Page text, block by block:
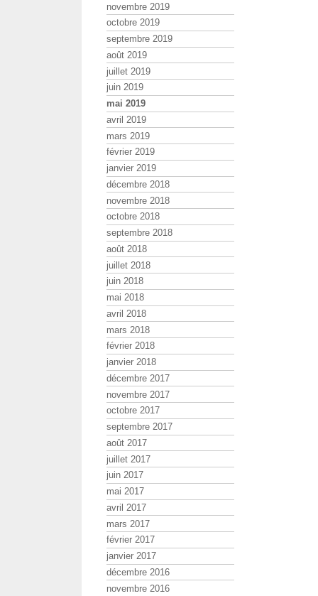
novembre 2019
octobre 2019
septembre 2019
août 2019
juillet 2019
juin 2019
mai 2019
avril 2019
mars 2019
février 2019
janvier 2019
décembre 2018
novembre 2018
octobre 2018
septembre 2018
août 2018
juillet 2018
juin 2018
mai 2018
avril 2018
mars 2018
février 2018
janvier 2018
décembre 2017
novembre 2017
octobre 2017
septembre 2017
août 2017
juillet 2017
juin 2017
mai 2017
avril 2017
mars 2017
février 2017
janvier 2017
décembre 2016
novembre 2016